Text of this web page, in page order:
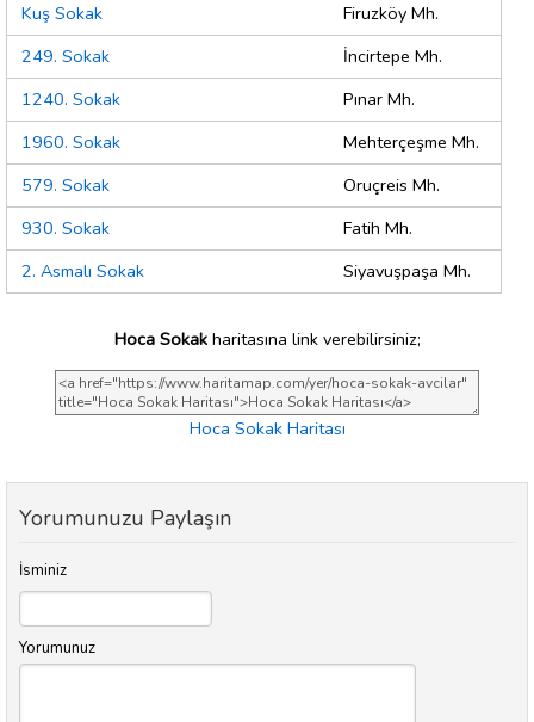
Kuş Sokak
Firuzköy Mh.
249. Sokak
İncirtepe Mh.
1240. Sokak
Pınar Mh.
1960. Sokak
Mehterçeşme Mh.
579. Sokak
Oruçreis Mh.
930. Sokak
Fatih Mh.
2. Asmalı Sokak
Siyavuşpaşa Mh.
Hoca Sokakharitasına link verebilirsiniz;
Hoca Sokak Haritası
Yorumunuzu Paylaşın
İsminiz
Yorumunuz